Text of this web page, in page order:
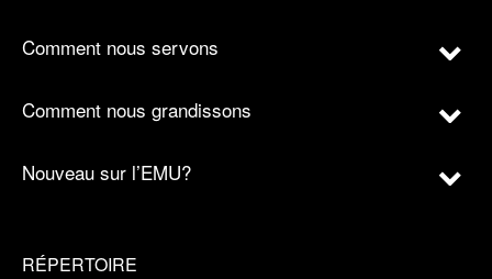
Comment nous servons
Comment nous grandissons
Nouveau sur l’EMU?
RÉPERTOIRE